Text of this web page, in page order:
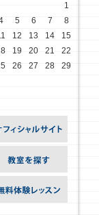
1
5 6 7
8
12 13 14
15
19 20 21
22
26 27 28
29